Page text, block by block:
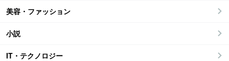
美容・ファッション
小説
IT・テクノロジー